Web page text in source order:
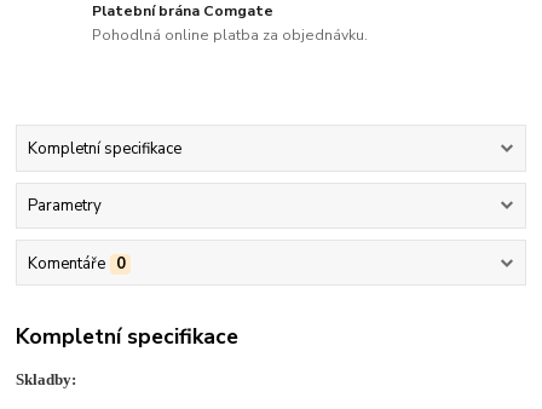
Platební brána Comgate
Pohodlná online platba za objednávku.
Kompletní specifikace
Parametry
Komentáře 0
Kompletní specifikace
Skladby: